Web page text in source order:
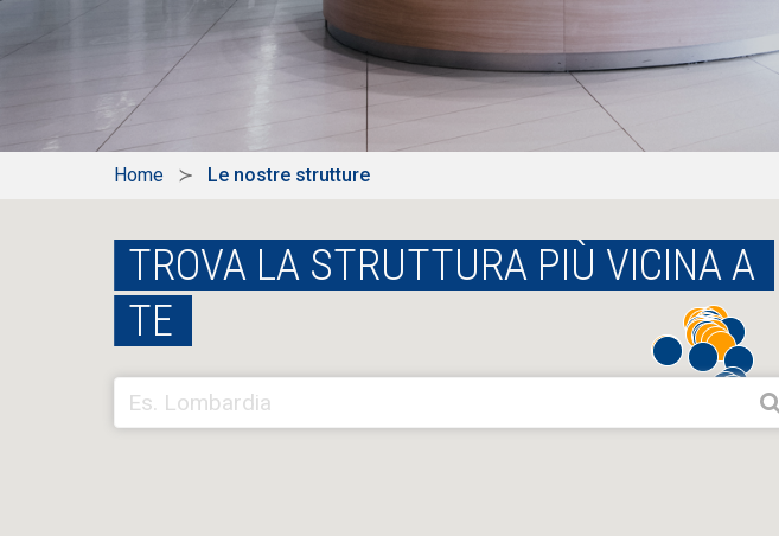
Home Le nostre strutture
TROVA LA STRUTTURA PIÙ VICINA A
TE